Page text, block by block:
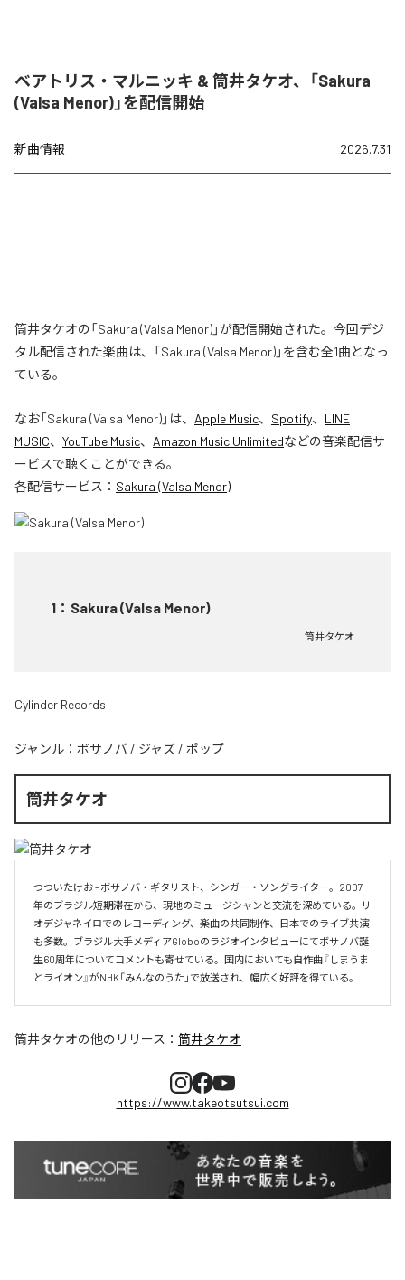
ベアトリス・マルニッキ & 筒井タケオ、「Sakura
(Valsa Menor)」を配信開始
新曲情報 2026.7.31
筒井タケオの「Sakura (Valsa Menor)」が配信開始された。今回デジ
タル配信された楽曲は、「Sakura (Valsa Menor)」を含む全1曲となっ
ている。
なお「Sakura (Valsa Menor)」は、 Apple Music、 Spotify、 LINE
MUSIC、 YouTube Music、 Amazon Music Unlimitedなどの音楽配信サ
ービスで聴くことができる。
各配信サービス： Sakura (Valsa Menor)
1 ： Sakura (Valsa Menor)
筒井タケオ
Cylinder Records
ジャンル： ボサノバ / ジャズ / ポップ
筒井タケオ
つついたけお - ボサノバ・ギタリスト、シンガー・ソングライター。2007
年のブラジル短期滞在から、現地のミュージシャンと交流を深めている。リ
オデジャネイロでのレコーディング、楽曲の共同制作、日本でのライブ共演
も多数。ブラジル大手メディアGloboのラジオインタビューにてボサノバ誕
生60周年についてコメントも寄せている。国内においても自作曲『しまうま
とライオン』がNHK「みんなのうた」で放送され、幅広く好評を得ている。
筒井タケオの他のリリース： 筒井タケオ
https://www.takeotsutsui.com